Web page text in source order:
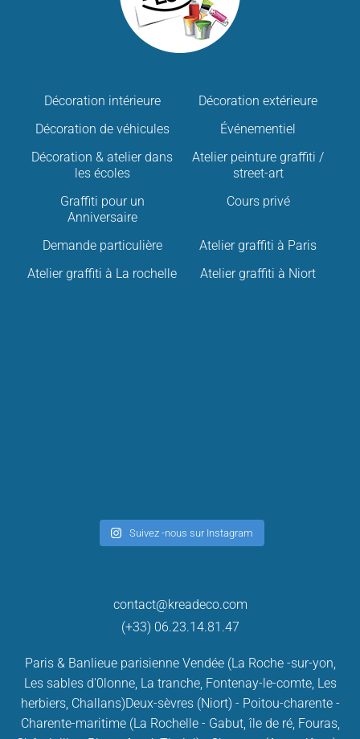
Décoration intérieure
Décoration extérieure
Décoration de véhicules
Événementiel
Décoration & atelier dans
les écoles
Atelier peinture graffiti /
street-art
Graffiti pour un
Anniversaire
Cours privé
Demande particulière
Atelier graffiti à Paris
Atelier graffiti à La rochelle
Atelier graffiti à Niort
Suivez -nous sur Instagram
contact@kreadeco.com
(+33) 06.23.14.81.47
Paris & Banlieue parisienneVendée (La Roche -sur-yon,
Les sables d'0lonne, La tranche, Fontenay-le-comte, Les
herbiers, Challans)Deux-sèvres (Niort) - Poitou-charente -
Charente-maritime (La Rochelle - Gabut, île de ré, Fouras,